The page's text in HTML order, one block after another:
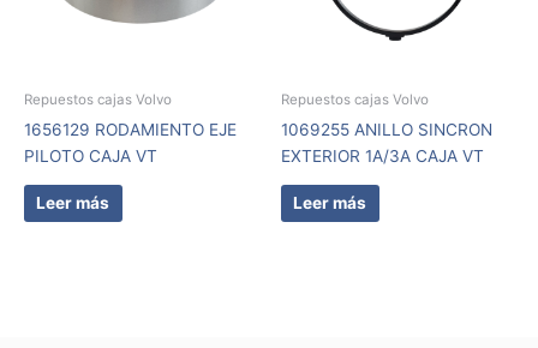
Repuestos cajas Volvo
1656129 RODAMIENTO EJE
PILOTO CAJA VT
Leer más
Repuestos cajas Volvo
1069255 ANILLO SINCRON
EXTERIOR 1A/3A CAJA VT
Leer más